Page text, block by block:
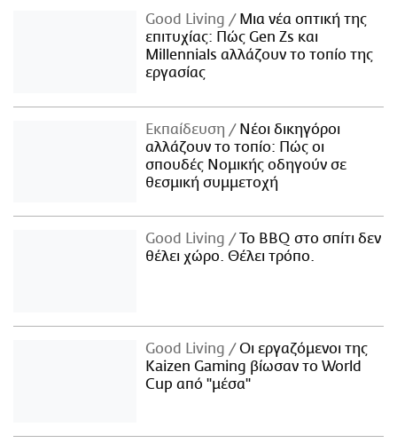
Good Living
Μια νέα οπτική της
επιτυχίας: Πώς Gen Zs και
Millennials αλλάζουν το τοπίο της
εργασίας
Εκπαίδευση
Νέοι δικηγόροι
αλλάζουν το τοπίο: Πώς οι
σπουδές Νομικής οδηγούν σε
θεσμική συμμετοχή
Good Living
Το BBQ στο σπίτι δεν
θέλει χώρο. Θέλει τρόπο.
Good Living
Οι εργαζόμενοι της
Kaizen Gaming βίωσαν το World
Cup από "μέσα"